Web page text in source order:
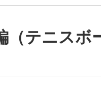
（テニス